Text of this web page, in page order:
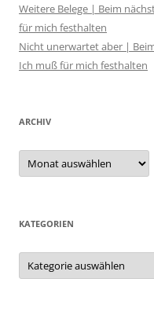
Weitere Belege | Beim
für mich festhalten
Nicht unerwartet aber |
Ich muß für mich festhalten
ARCHIV
Archiv
KATEGORIEN
Kategorien